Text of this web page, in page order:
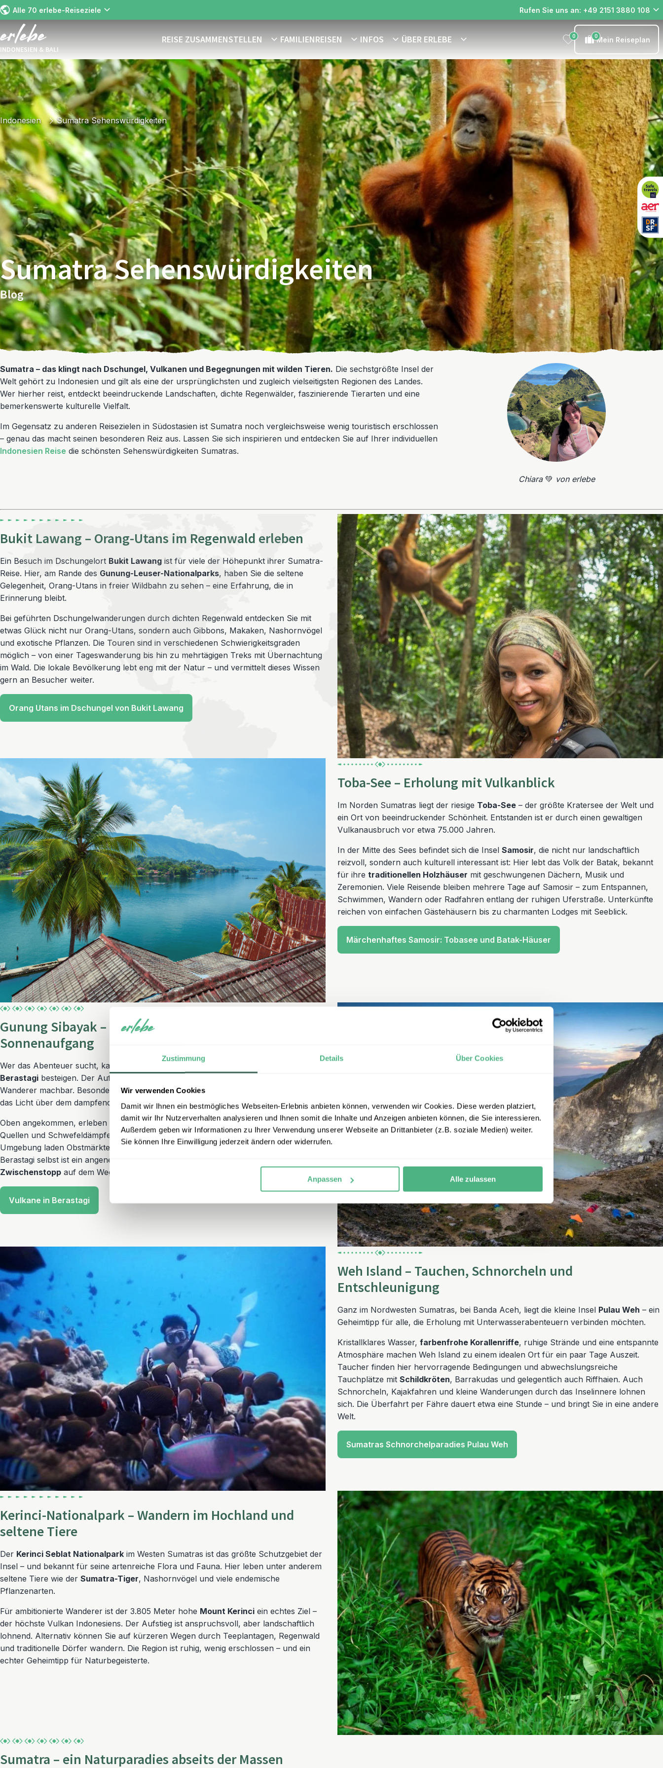
Zustimmung Details Über Cookies
Wir verwenden Cookies
Damit wir Ihnen ein bestmögliches Webseiten-Erlebnis anbieten können, verwenden wir Cookies. Diese werden platziert,
damit wir Ihr Nutzerverhalten analysieren und Ihnen somit die Inhalte und Anzeigen anbieten können, die Sie interessieren.
Außerdem geben wir Informationen zu Ihrer Verwendung unserer Webseite an Drittanbieter (z.B. soziale Medien) weiter.
Sie können Ihre Einwilligung jederzeit ändern oder widerrufen.
Anpassen Alle zulassen
Alle 70 erlebe-Reiseziele Rufen Sie uns an: +49 2151 3880 108
INDONESIEN & BALI
REISE ZUSAMMENSTELLEN FAMILIENREISEN INFOS ÜBER ERLEBE 0 0Mein Reiseplan
Indonesien Sumatra Sehenswürdigkeiten
Sumatra Sehenswürdigkeiten
Blog
Sumatra – das klingt nach Dschungel, Vulkanen und Begegnungen mit wilden Tieren. Die sechstgrößte Insel der
Welt gehört zu Indonesien und gilt als eine der ursprünglichsten und zugleich vielseitigsten Regionen des Landes.
Wer hierher reist, entdeckt beeindruckende Landschaften, dichte Regenwälder, faszinierende Tierarten und eine
bemerkenswerte kulturelle Vielfalt.
Im Gegensatz zu anderen Reisezielen in Südostasien ist Sumatra noch vergleichsweise wenig touristisch erschlossen
– genau das macht seinen besonderen Reiz aus. Lassen Sie sich inspirieren und entdecken Sie auf Ihrer individuellen
Indonesien Reise die schönsten Sehenswürdigkeiten Sumatras.
Chiara 💚 von erlebe
Bukit Lawang – Orang-Utans im Regenwald erleben
Ein Besuch im Dschungelort Bukit Lawang ist für viele der Höhepunkt ihrer Sumatra-
Reise. Hier, am Rande des Gunung-Leuser-Nationalparks, haben Sie die seltene
Gelegenheit, Orang-Utans in freier Wildbahn zu sehen – eine Erfahrung, die in
Erinnerung bleibt.
Bei geführten Dschungelwanderungen durch dichten Regenwald entdecken Sie mit
etwas Glück nicht nur Orang-Utans, sondern auch Gibbons, Makaken, Nashornvögel
und exotische Pflanzen. Die Touren sind in verschiedenen Schwierigkeitsgraden
möglich – von einer Tageswanderung bis hin zu mehrtägigen Treks mit Übernachtung
im Wald. Die lokale Bevölkerung lebt eng mit der Natur – und vermittelt dieses Wissen
gern an Besucher weiter.
Orang Utans im Dschungel von Bukit Lawang
Toba-See – Erholung mit Vulkanblick
Im Norden Sumatras liegt der riesige Toba-See – der größte Kratersee der Welt und
ein Ort von beeindruckender Schönheit. Entstanden ist er durch einen gewaltigen
Vulkanausbruch vor etwa 75.000 Jahren.
In der Mitte des Sees befindet sich die Insel Samosir, die nicht nur landschaftlich
reizvoll, sondern auch kulturell interessant ist: Hier lebt das Volk der Batak, bekannt
für ihre traditionellen Holzhäuser mit geschwungenen Dächern, Musik und
Zeremonien. Viele Reisende bleiben mehrere Tage auf Samosir – zum Entspannen,
Schwimmen, Wandern oder Radfahren entlang der ruhigen Uferstraße. Unterkünfte
reichen von einfachen Gästehäusern bis zu charmanten Lodges mit Seeblick.
Märchenhaftes Samosir: Tobasee und Batak-Häuser
Gunung Sibayak – Vulkanwanderung bei
Sonnenaufgang
Wer das Abenteuer sucht, kann den Vulkan Gunung Sibayak
Berastagi besteigen. Der Aufstieg ist relativ leicht und auch für weniger geübte
Wanderer machbar. Besonders beliebt ist die Tour zum Sonnenaufgang, wenn sich
das Licht über dem dampfenden Krater langsam ausbreitet.
Oben angekommen, erleben Sie eine faszinierende Kulisse aus Fumarolen, heißen
Quellen und Schwefeldämpfen – ein eindrucksvolles Naturschauspiel. In der
Umgebung laden Obstmärkte, Wasserfälle und heiße Quellen zum Erkunden ein.
Berastagi selbst ist ein angenehmer Ort in kühlerem Hochlandklima – ideal als
Zwischenstopp auf dem Weg von Medan zum Toba-See.
Vulkane in Berastagi
Weh Island – Tauchen, Schnorcheln und
Entschleunigung
Ganz im Nordwesten Sumatras, bei Banda Aceh, liegt die kleine Insel Pulau Weh – ein
Geheimtipp für alle, die Erholung mit Unterwasserabenteuern verbinden möchten.
Kristallklares Wasser, farbenfrohe Korallenriffe, ruhige Strände und eine entspannte
Atmosphäre machen Weh Island zu einem idealen Ort für ein paar Tage Auszeit.
Taucher finden hier hervorragende Bedingungen und abwechslungsreiche
Tauchplätze mit Schildkröten, Barrakudas und gelegentlich auch Riffhaien. Auch
Schnorcheln, Kajakfahren und kleine Wanderungen durch das Inselinnere lohnen
sich. Die Überfahrt per Fähre dauert etwa eine Stunde – und bringt Sie in eine andere
Welt.
Sumatras Schnorchelparadies Pulau Weh
Kerinci-Nationalpark – Wandern im Hochland und
seltene Tiere
Der Kerinci Seblat Nationalpark im Westen Sumatras ist das größte Schutzgebiet der
Insel – und bekannt für seine artenreiche Flora und Fauna. Hier leben unter anderem
seltene Tiere wie der Sumatra-Tiger, Nashornvögel und viele endemische
Pflanzenarten.
Für ambitionierte Wanderer ist der 3.805 Meter hohe Mount Kerinci ein echtes Ziel –
der höchste Vulkan Indonesiens. Der Aufstieg ist anspruchsvoll, aber landschaftlich
lohnend. Alternativ können Sie auf kürzeren Wegen durch Teeplantagen, Regenwald
und traditionelle Dörfer wandern. Die Region ist ruhig, wenig erschlossen – und ein
echter Geheimtipp für Naturbegeisterte.
Sumatra – ein Naturparadies abseits der Massen